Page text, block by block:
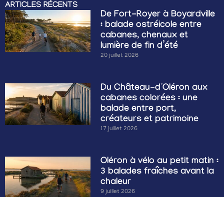
ARTICLES RÉCENTS
De Fort-Royer à Boyardville
: balade ostréicole entre
cabanes, chenaux et
lumière de fin d’été
20 juillet 2026
Du Château-d’Oléron aux
cabanes colorées : une
balade entre port,
créateurs et patrimoine
17 juillet 2026
Oléron à vélo au petit matin :
3 balades fraîches avant la
chaleur
9 juillet 2026